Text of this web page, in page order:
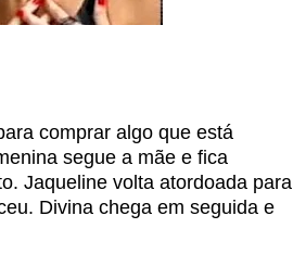
comprar algo que está
segue a mãe e fica
Jaqueline volta atordoada para
Divina chega em seguida e